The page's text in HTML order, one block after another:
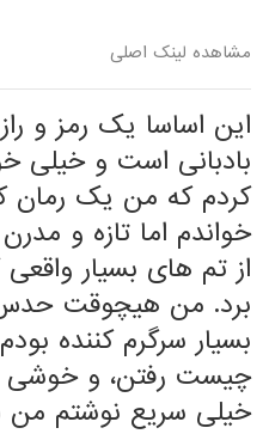
مشاهده لینک اصلی
این اساسا یک رمز و
بادبانی است و
کردم که من یک رمان
خواندم اما تازه و
از تم های بسیار
برد. من هیچوقت حدس
بسیار سرگرم کننده
چیست رفتن، و خوشی
خیلی سریع نوشتم من